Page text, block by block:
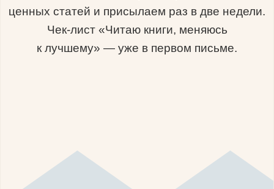
ценных статей и присылаем раз в две недели.
Чек-лист «Читаю книги, меняюсь
к лучшему» — уже в первом письме.